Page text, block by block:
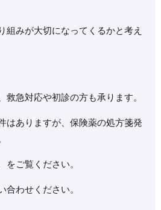
組みが大切になってくるかと考え
救急対応や初診の方も承ります。
はありますが、保険薬の処方箋発
をご覧ください。
合わせください。